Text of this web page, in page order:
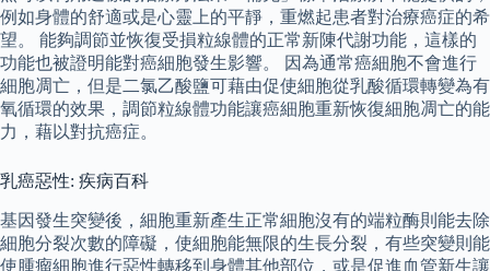
例如身體的舒適或是心靈上的平靜，重燃起患者對治療癌症的希
望。 能夠調節並恢復受損粒線體的正常新陳代謝功能，這樣的
功能也被證明能對癌細胞發生影響。 因為通常癌細胞不會進行
細胞凋亡，但是二氯乙酸鹽可藉由促使細胞從乳酸循環轉變為有
氧循環的效果，調節粒線體功能讓癌細胞重新恢復細胞凋亡的能
力，藉以對抗癌症。
乳癌惡性: 疾病百科
基因發生突變後，細胞重新產生正常細胞沒有的端粒酶則能去除
細胞分裂次數的障礙，使細胞能無限的生長分裂，有些突變則能
使腫瘤細胞進行惡性轉移到身體其他部位，或是促進血管新生讓